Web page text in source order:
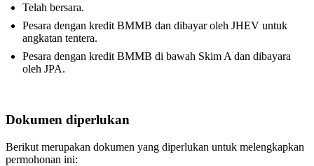
Telah bersara.
Pesara dengan kredit BMMB dan dibayar oleh JHEV untuk
angkatan tentera.
Pesara dengan kredit BMMB di bawah Skim A dan dibayara
oleh JPA.
Dokumen diperlukan
Berikut merupakan dokumen yang diperlukan untuk melengkapkan
permohonan ini: